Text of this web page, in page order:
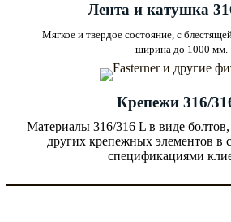
Лента и катушка
Мягкое и твердое состояние, с
ширина до 1000 мм.
Крепежи 316/
Материалы 316/316 L в виде
других крепежных элементов в
спецификациями